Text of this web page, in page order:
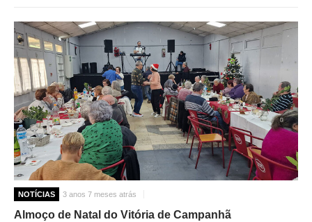
NOTÍCIAS 3 anos 7 meses atrás
Almoço de Natal do Vitória de Campanhã